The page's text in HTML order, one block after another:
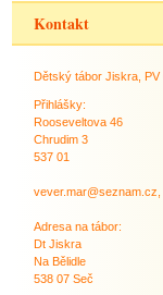
Kontakt
Dětský tábor Jiskra, PV
Přihlášky:
Rooseveltova 46
Chrudim 3
537 01
Adresa na tábor:
Dt Jiskra
Na Bělidle
538 07 Seč